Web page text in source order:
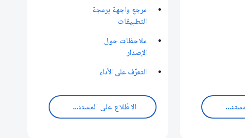
الاطّلاع على المستندات
مرجع واجهة برمجة
التطبيقات
ملاحظات حول
الإصدار
التعرّف على الأداء
الاطّلاع على المستندات